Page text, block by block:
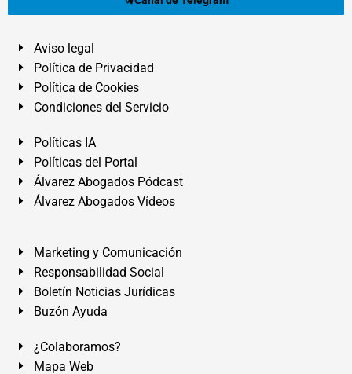
Aviso legal
Política de Privacidad
Política de Cookies
Condiciones del Servicio
Políticas IA
Políticas del Portal
Álvarez Abogados Pódcast
Álvarez Abogados Vídeos
Marketing y Comunicación
Responsabilidad Social
Boletín Noticias Jurídicas
Buzón Ayuda
¿Colaboramos?
Mapa Web